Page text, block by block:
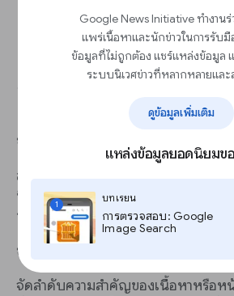
Google News Initiative ทำงาน
แพร่เนื้อหาและนักข่าวในการรับ
ข้อมูลที่ไม่ถูกต้อง แชร์แหล่งข้อมูล แ
ระบบนิเวศข่าวที่หลากหลายและ
ดูข้อมูลเพิ่มเติม
แหล่งข้อมูลยอดนิยมขอ
1
บทเรียน
การตรวจสอบ: Google
Image Search
ขั้นตอนที่ 1
สร้างคำกระตุ้นให้ดำเนินการ (Call-
ที่น่าจะโดนใจผู้อ่าน ซึ่งสะท้อนถึงเป้า
ของคุณ
ขั้นตอนที่ 2
จัดลำดับความสำคัญของเนื้อหาหรือห